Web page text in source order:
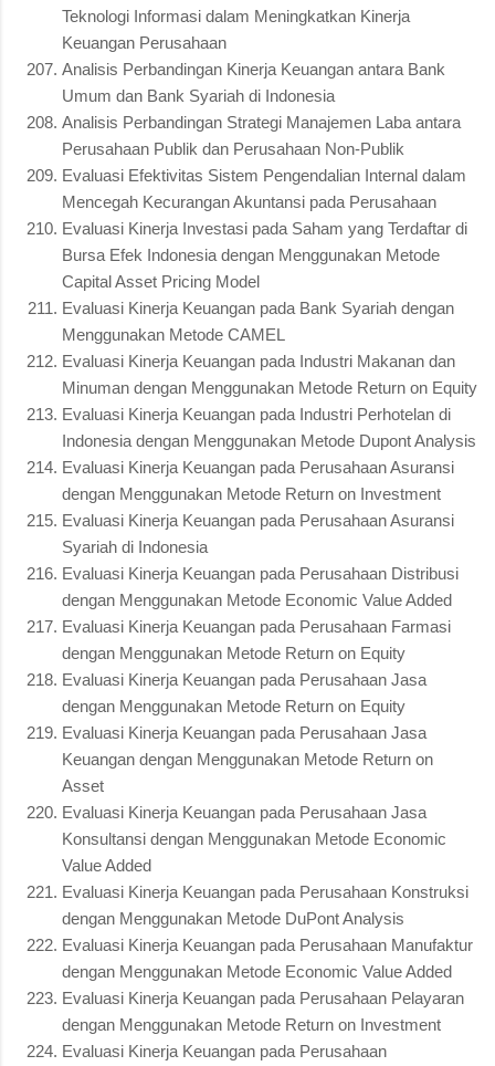
Teknologi Informasi dalam Meningkatkan Kinerja
Keuangan Perusahaan
Analisis Perbandingan Kinerja Keuangan antara Bank
Umum dan Bank Syariah di Indonesia
Analisis Perbandingan Strategi Manajemen Laba antara
Perusahaan Publik dan Perusahaan Non-Publik
Evaluasi Efektivitas Sistem Pengendalian Internal dalam
Mencegah Kecurangan Akuntansi pada Perusahaan
Evaluasi Kinerja Investasi pada Saham yang Terdaftar di
Bursa Efek Indonesia dengan Menggunakan Metode
Capital Asset Pricing Model
Evaluasi Kinerja Keuangan pada Bank Syariah dengan
Menggunakan Metode CAMEL
Evaluasi Kinerja Keuangan pada Industri Makanan dan
Minuman dengan Menggunakan Metode Return on Equity
Evaluasi Kinerja Keuangan pada Industri Perhotelan di
Indonesia dengan Menggunakan Metode Dupont Analysis
Evaluasi Kinerja Keuangan pada Perusahaan Asuransi
dengan Menggunakan Metode Return on Investment
Evaluasi Kinerja Keuangan pada Perusahaan Asuransi
Syariah di Indonesia
Evaluasi Kinerja Keuangan pada Perusahaan Distribusi
dengan Menggunakan Metode Economic Value Added
Evaluasi Kinerja Keuangan pada Perusahaan Farmasi
dengan Menggunakan Metode Return on Equity
Evaluasi Kinerja Keuangan pada Perusahaan Jasa
dengan Menggunakan Metode Return on Equity
Evaluasi Kinerja Keuangan pada Perusahaan Jasa
Keuangan dengan Menggunakan Metode Return on
Asset
Evaluasi Kinerja Keuangan pada Perusahaan Jasa
Konsultansi dengan Menggunakan Metode Economic
Value Added
Evaluasi Kinerja Keuangan pada Perusahaan Konstruksi
dengan Menggunakan Metode DuPont Analysis
Evaluasi Kinerja Keuangan pada Perusahaan Manufaktur
dengan Menggunakan Metode Economic Value Added
Evaluasi Kinerja Keuangan pada Perusahaan Pelayaran
dengan Menggunakan Metode Return on Investment
Evaluasi Kinerja Keuangan pada Perusahaan